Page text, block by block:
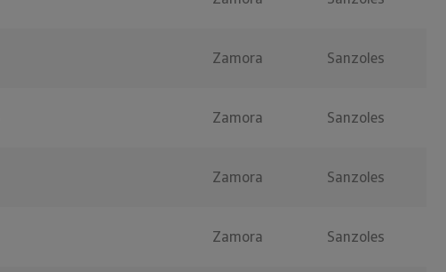
Zamora Sanzoles
Zamora Sanzoles
Zamora Sanzoles
Zamora Sanzoles